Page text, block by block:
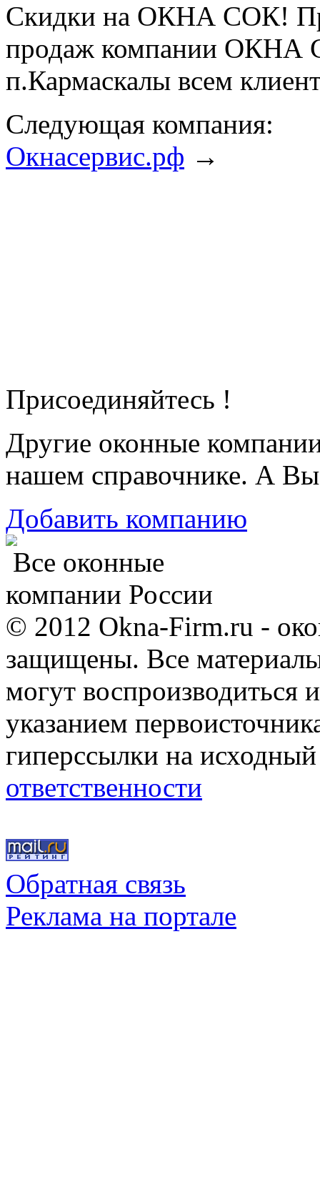
Скидки на ОКНА СОК!
продаж компании ОКНА
п.Кармаскалы всем
Следующая компания:
Окнасервис.рф →
Присоединяйтесь !
Другие оконные
нашем справочнике. А
Добавить компанию
Все оконные
компании России
© 2012 Okna-Firm.ru -
защищены. Все
могут воспроизводиться
указанием
гиперссылки на
ответственности
Обратная связь
Реклама на портале